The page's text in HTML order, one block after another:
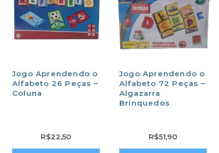
Jogo Aprendendo o
Alfabeto 26 Peças –
Coluna
R$22,50
Jogo Aprendendo o
Alfabeto 72 Peças –
Algazarra
Brinquedos
R$51,90